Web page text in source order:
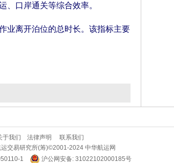
、口岸通关等综合效率。
离开泊位的总时长。该指标主要
于我们 法律声明
联系我们
交易研究所(筹)©2001-2024 中华航运网
1
沪公网安备: 31022102000185号